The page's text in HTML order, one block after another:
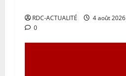
RDC-ACTUALITÉ
4 août 2026
0